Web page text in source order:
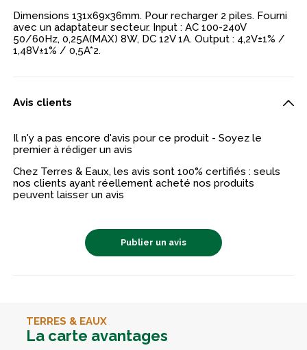
Dimensions 131x69x36mm. Pour recharger 2 piles. Fourni
avec un adaptateur secteur. Input : AC 100-240V
50/60Hz, 0,25A(MAX) 8W, DC 12V 1A. Output : 4,2V±1% /
1,48V±1% / 0,5A*2.
Avis clients
Il n'y a pas encore d'avis pour ce produit - Soyez le
premier à rédiger un avis
Chez Terres & Eaux, les avis sont 100% certifiés : seuls
nos clients ayant réellement acheté nos produits
peuvent laisser un avis
Publier un avis
TERRES & EAUX
La carte avantages